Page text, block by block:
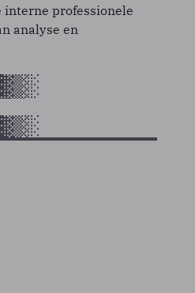
interne professionele
analyse en